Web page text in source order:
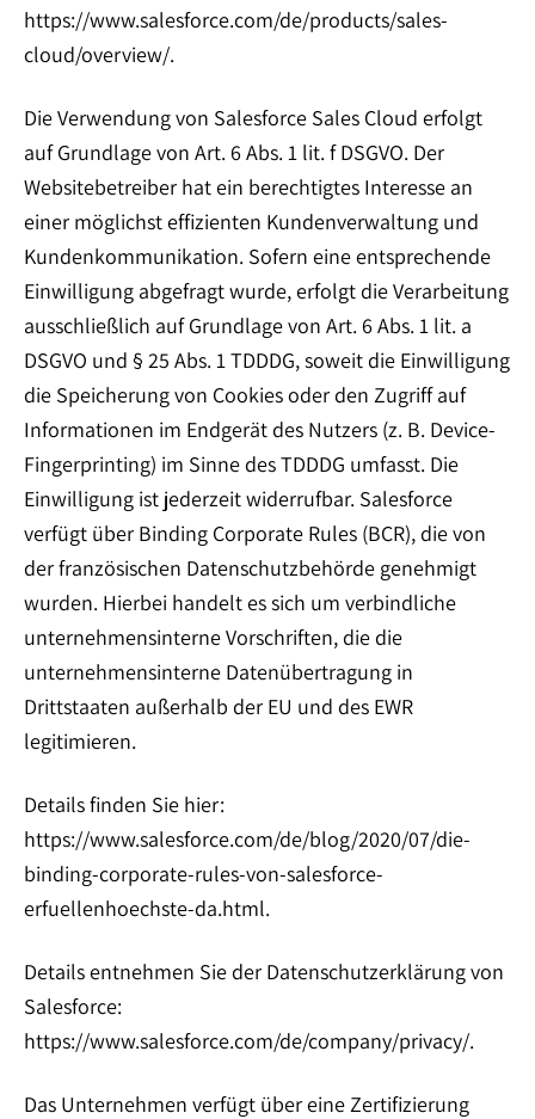
https://www.salesforce.com/de/products/sales-
cloud/overview/.
Die Verwendung von Salesforce Sales Cloud erfolgt
auf Grundlage von Art. 6 Abs. 1 lit. f DSGVO. Der
Websitebetreiber hat ein berechtigtes Interesse an
einer möglichst effizienten Kundenverwaltung und
Kundenkommunikation. Sofern eine entsprechende
Einwilligung abgefragt wurde, erfolgt die Verarbeitung
ausschließlich auf Grundlage von Art. 6 Abs. 1 lit. a
DSGVO und § 25 Abs. 1 TDDDG, soweit die Einwilligung
die Speicherung von Cookies oder den Zugriff auf
Informationen im Endgerät des Nutzers (z. B. Device-
Fingerprinting) im Sinne des TDDDG umfasst. Die
Einwilligung ist jederzeit widerrufbar. Salesforce
verfügt über Binding Corporate Rules (BCR), die von
der französischen Datenschutzbehörde genehmigt
wurden. Hierbei handelt es sich um verbindliche
unternehmensinterne Vorschriften, die die
unternehmensinterne Datenübertragung in
Drittstaaten außerhalb der EU und des EWR
legitimieren.
Details finden Sie hier:
https://www.salesforce.com/de/blog/2020/07/die-
binding-corporate-rules-von-salesforce-
erfuellenhoechste-da.html.
Details entnehmen Sie der Datenschutzerklärung von
Salesforce:
https://www.salesforce.com/de/company/privacy/.
Das Unternehmen verfügt über eine Zertifizierung